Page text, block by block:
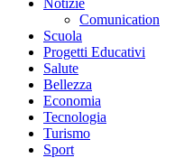
Comunication
Scuola
Progetti Educativi
Salute
Bellezza
Economia
Tecnologia
Turismo
Sport